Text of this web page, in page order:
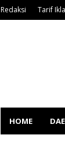
Redaksi Tarif
HOME